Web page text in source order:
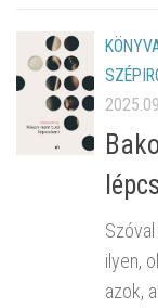
ilyen,
azok,